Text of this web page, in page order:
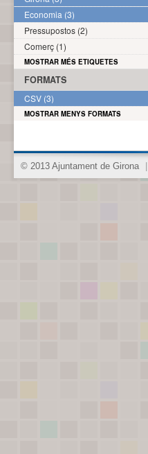
Economia (3)
Pressupostos (2)
Comerç (1)
MOSTRAR MÉS ETIQUETES
FORMATS
CSV (3)
MOSTRAR MENYS FORMATS
© 2013 Ajuntament de Girona